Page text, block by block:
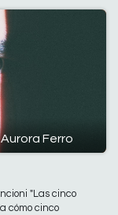
Ferro
"Las cinco
cómo cinco